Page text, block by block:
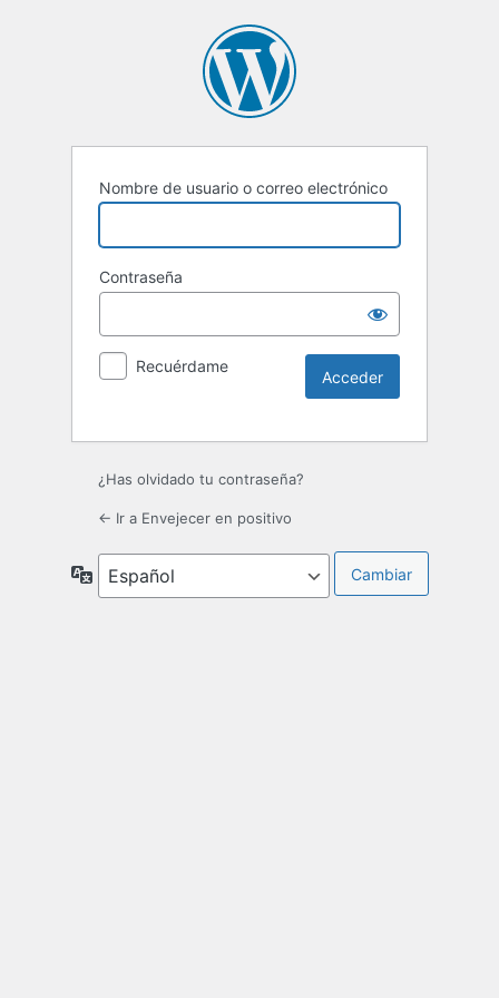
Nombre de usuario o correo electrónico
Contraseña
Recuérdame
¿Has olvidado tu contraseña?
← Ir a Envejecer en positivo
Idioma